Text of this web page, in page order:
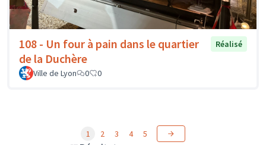
108 - Un four à pain dans le quartier
de la Duchère
Réalisé
Ville de Lyon 0 0
1 2 3 4 5